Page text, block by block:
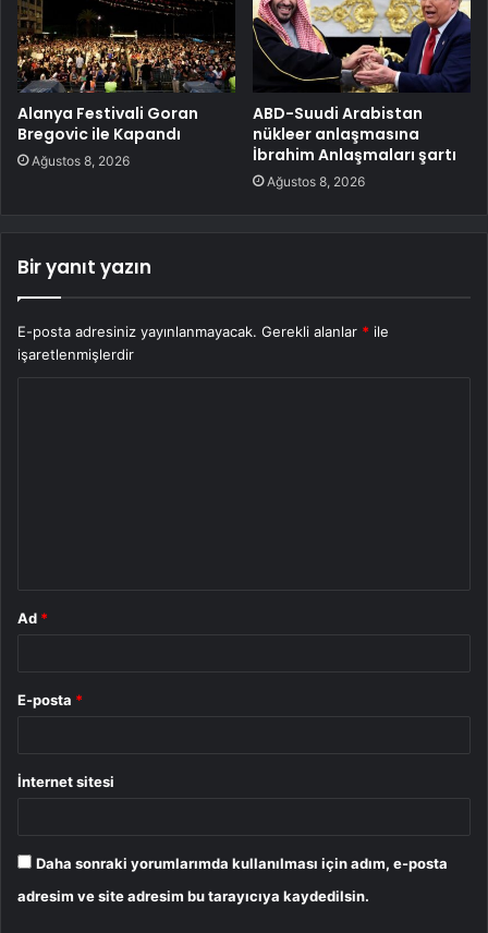
Alanya Festivali Goran
Bregovic ile Kapandı
Ağustos 8, 2026
ABD-Suudi Arabistan
nükleer anlaşmasına
İbrahim Anlaşmaları şartı
Ağustos 8, 2026
Bir yanıt yazın
E-posta adresiniz yayınlanmayacak. Gerekli alanlar * ile
işaretlenmişlerdir
Ad *
E-posta *
İnternet sitesi
Daha sonraki yorumlarımda kullanılması için adım, e-posta
adresim ve site adresim bu tarayıcıya kaydedilsin.